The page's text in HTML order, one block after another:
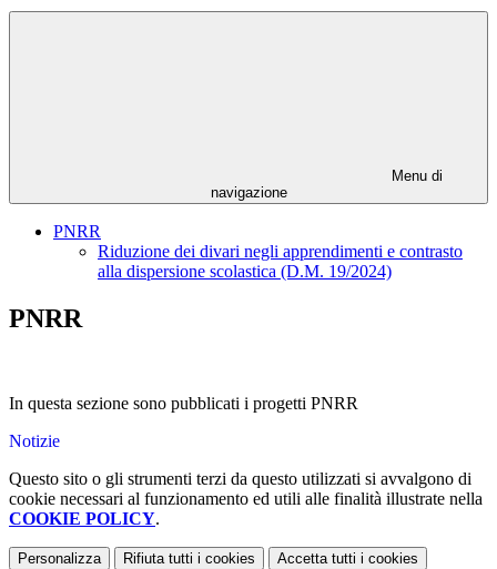
Menu di
navigazione
PNRR
Riduzione dei divari negli apprendimenti e contrasto
alla dispersione scolastica (D.M. 19/2024)
PNRR
In questa sezione sono pubblicati i progetti PNRR
Notizie
Questo sito o gli strumenti terzi da questo utilizzati si avvalgono di
cookie necessari al funzionamento ed utili alle finalità illustrate nella
COOKIE POLICY.
Personalizza Rifiuta tutti i cookies Accetta tutti i cookies